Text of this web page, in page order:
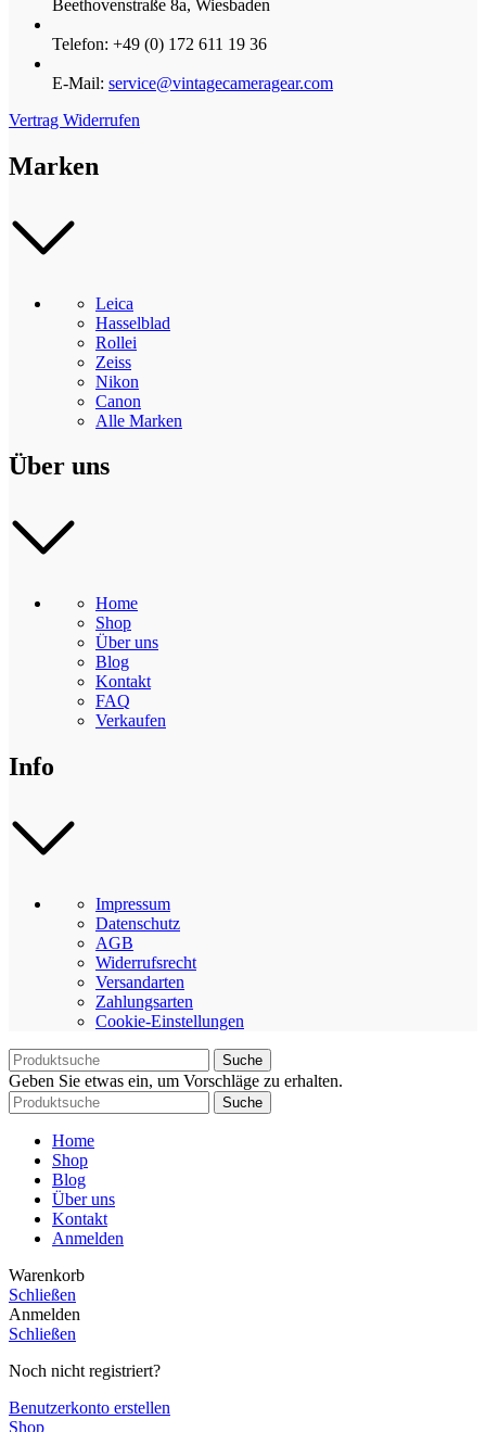
Beethovenstraße 8a, Wiesbaden
Telefon: +49 (0) 172 611 19 36
E-Mail: service@vintagecameragear.com
Vertrag Widerrufen
Marken
Leica
Hasselblad
Rollei
Zeiss
Nikon
Canon
Alle Marken
Über uns
Home
Shop
Über uns
Blog
Kontakt
FAQ
Verkaufen
Info
Impressum
Datenschutz
AGB
Widerrufsrecht
Versandarten
Zahlungsarten
Cookie-Einstellungen
Suche
Geben Sie etwas ein, um Vorschläge zu erhalten.
Suche
Home
Shop
Blog
Über uns
Kontakt
Anmelden
Warenkorb
Schließen
Anmelden
Schließen
Noch nicht registriert?
Benutzerkonto erstellen
Shop